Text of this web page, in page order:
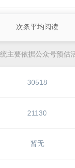
次条平均阅读
要依据公众号预估
30518
21130
暂无